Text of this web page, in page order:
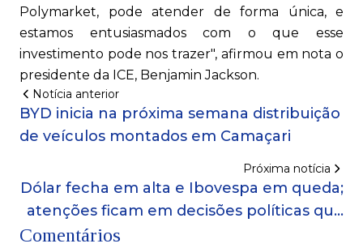
Polymarket, pode atender de forma única, e
estamos entusiasmados com o que esse
investimento pode nos trazer", afirmou em nota o
presidente da ICE, Benjamin Jackson.
Notícia anterior
BYD inicia na próxima semana distribuição
de veículos montados em Camaçari
Próxima notícia
Dólar fecha em alta e Ibovespa em queda;
atenções ficam em decisões políticas que
Comentários